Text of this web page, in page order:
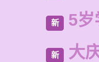
新 5岁
新 大